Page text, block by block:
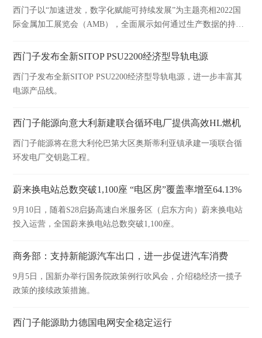
西门子以“加速进发，数字化赋能可持续发展”为主题亮相2022国
际金属加工展览会（AMB），全面展示如何通过生产数据的持续
西门子发布全新SITOP PSU2200经济型导轨电源
西门子发布全新SITOP PSU2200经济型导轨电源，进一步丰富其
电源产品线。
西门子能源向意大利新建联合循环电厂提供高效HL燃机
西门子能源将在意大利伦巴第大区奥斯蒂利亚镇承建一项联合循
环发电厂交钥匙工程。
蔚来换电站总数突破1,100座 “电区房”覆盖率增至64.13%
9月10日，随着S28启扬高速白米服务区（启东方向）蔚来换电站
投入运营，全国蔚来换电站总数突破1,100座。
商务部：支持新能源汽车出口，进一步促进汽车消费
9月5日，国新办举行国务院政策例行吹风会，介绍稳经济一揽子
政策的接续政策措施。
西门子能源助力德国电网安全稳定运行